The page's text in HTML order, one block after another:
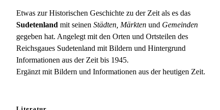
Etwas zur Historischen Geschichte zu der Zeit als es das
Sudetenland mit seinen Städten, Märkten und Gemeinden
gegeben hat. Angelegt mit den Orten und Ortsteilen des
Reichsgaues Sudetenland mit Bildern und Hintergrund
Informationen aus der Zeit bis 1945.
Ergänzt mit Bildern und Informationen aus der heutigen Zeit.